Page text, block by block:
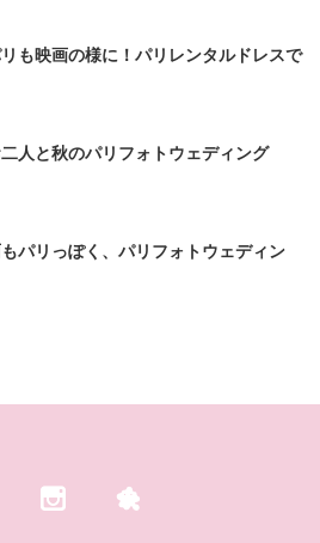
も映画の様に！パリレンタルドレスで
人と秋のパリフォトウェディング
パリっぽく、パリフォトウェディン